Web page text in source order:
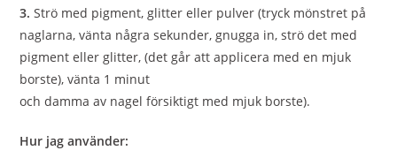
3. Strö med pigment, glitter eller pulver (tryck mönstret på
naglarna, vänta några sekunder, gnugga in, strö det med
pigment eller glitter, (det går att applicera med en mjuk
borste), vänta 1 minut
och damma av nagel försiktigt med mjuk borste).
Hur jag använder: